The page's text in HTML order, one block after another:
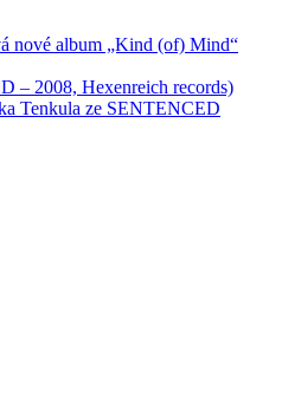
nové album „Kind (of) Mind“
2008, Hexenreich records)
Tenkula ze SENTENCED